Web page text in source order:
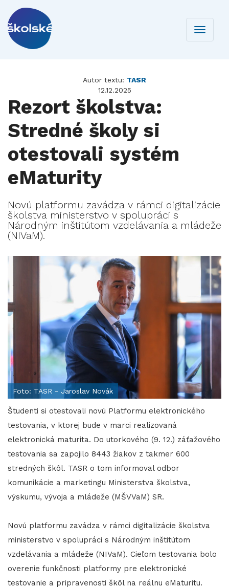
Toggle
Autor textu: TASR
12.12.2025
Rezort školstva:
Stredné školy si
otestovali systém
eMaturity
Novú platformu zavádza v rámci digitalizácie
školstva ministerstvo v spolupráci s
Národným inštitútom vzdelávania a mládeže
(NIVaM).
Foto: TASR - Jaroslav Novák
Študenti si otestovali novú Platformu elektronického
testovania, v ktorej bude v marci realizovaná
elektronická maturita. Do utorkového (9. 12.) záťažového
testovania sa zapojilo 8443 žiakov z takmer 600
stredných škôl. TASR o tom informoval odbor
komunikácie a marketingu Ministerstva školstva,
výskumu, vývoja a mládeže (MŠVVaM) SR.
Novú platformu zavádza v rámci digitalizácie školstva
ministerstvo v spolupráci s Národným inštitútom
vzdelávania a mládeže (NIVaM). Cieľom testovania bolo
overenie funkčnosti platformy pre elektronické
testovanie a pripravenosti škôl na reálnu eMaturitu.